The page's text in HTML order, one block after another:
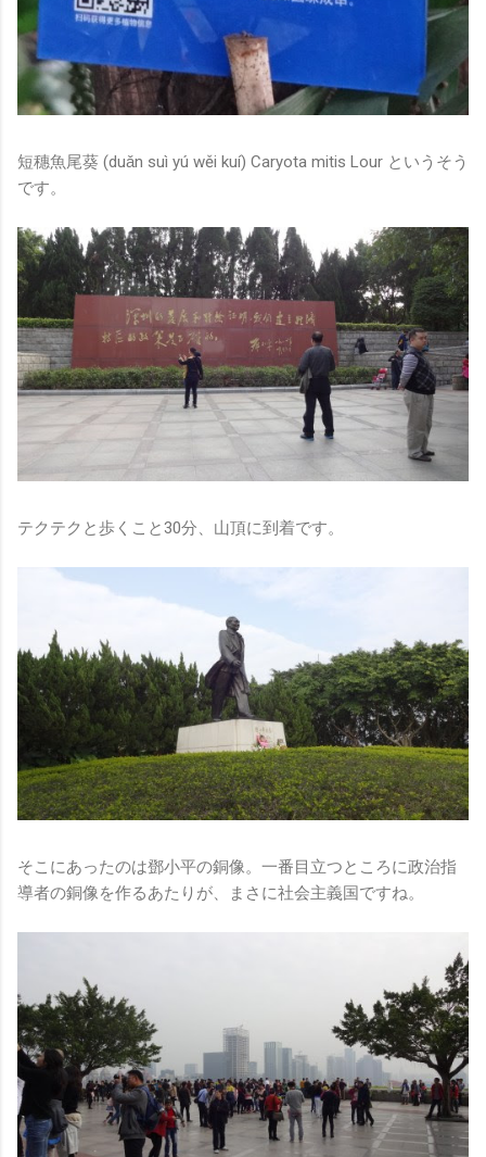
短穗魚尾葵 (duǎn suì yú wěi kuí) Caryota mitis Lour というそう
です。
テクテクと歩くこと30分、山頂に到着です。
そこにあったのは鄧小平の銅像。一番目立つところに政治指
導者の銅像を作るあたりが、まさに社会主義国ですね。